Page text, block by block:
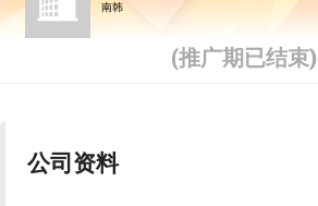
南韩
(推广期已结束)
公司资料